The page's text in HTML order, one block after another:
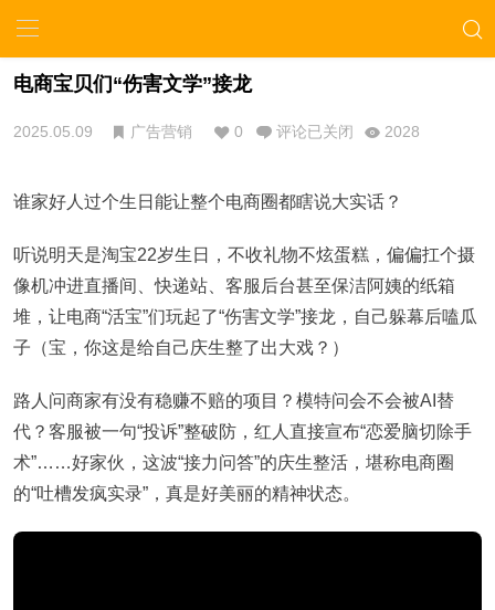
电商宝贝们“伤害文学”接龙
2025.05.09 广告营销 0 评论已关闭 2028
谁家好人过个生日能让整个电商圈都瞎说大实话？
听说明天是淘宝22岁生日，不收礼物不炫蛋糕，偏偏扛个摄
像机冲进直播间、快递站、客服后台甚至保洁阿姨的纸箱
堆，让电商“活宝”们玩起了“伤害文学”接龙，自己躲幕后嗑瓜
子（宝，你这是给自己庆生整了出大戏？）
路人问商家有没有稳赚不赔的项目？模特问会不会被AI替
代？客服被一句“投诉”整破防，红人直接宣布“恋爱脑切除手
术”……好家伙，这波“接力问答”的庆生整活，堪称电商圈
的“吐槽发疯实录”，真是好美丽的精神状态。